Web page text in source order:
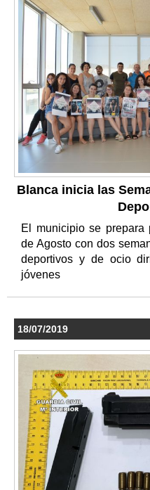
Blanca inicia las
El municipio se prepara
de Agosto con dos
deportivos y de ocio
jóvenes
18/07/2019